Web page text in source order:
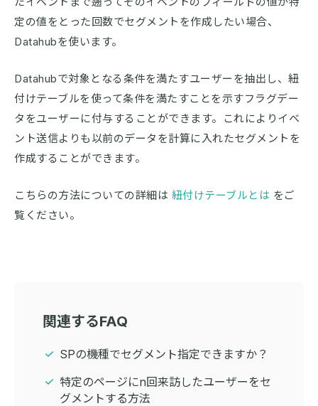
定の値をとった回数でセグメントを作成したい場合、
Datahubを使います。
Datahubで対象となる条件を満たすユーザーを抽出し、紐
付けテーブルを使って条件を満たすことを示すフラグデー
タをユーザーに付与することができます。これによりイベ
ント送信よりも以前のデータを計算に入れたセグメントを
作成することができます。
こちらの方法についての詳細は 紐付けテーブルとは をご
覧ください。
関連するFAQ
SPの機種でセグメント指定できますか？
特定のページにn回来訪したユーザーをセ
グメントする方法